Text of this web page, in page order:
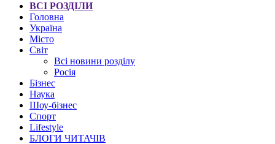
ВСІ РОЗДІЛИ
Головна
Україна
Місто
Світ
Всі новини розділу
Росія
Бізнес
Наука
Шоу-бізнес
Спорт
Lifestyle
БЛОГИ ЧИТАЧІВ